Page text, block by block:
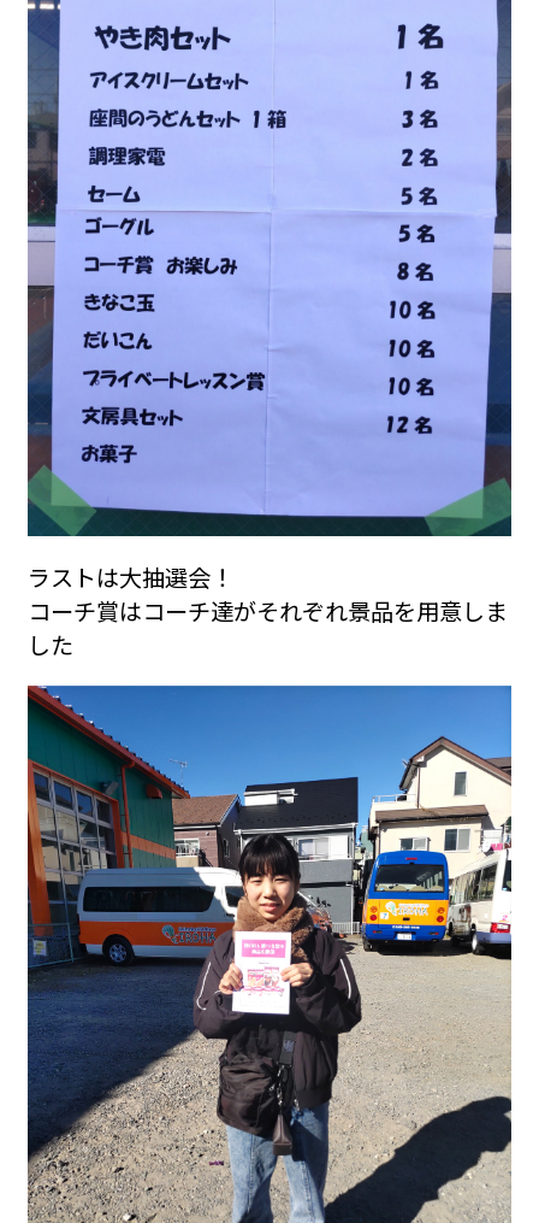
ラストは大抽選会！
コーチ賞はコーチ達がそれぞれ景品を用意しま
した